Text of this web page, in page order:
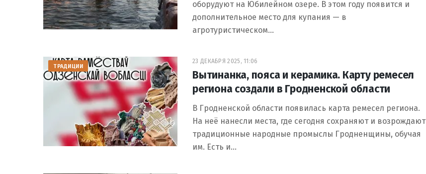
оборудуют на Юбилейном озере. В этом году появится и
дополнительное место для купания — в
агротуристическом…
ТРАДИЦИИ
23 ДЕКАБРЯ 2025, 11:06
Вытинанка, пояса и керамика. Карту ремесел
региона создали в Гродненской области
В Гродненской области появилась карта ремесел региона.
На неё нанесли места, где сегодня сохраняют и возрождают
традиционные народные промыслы Гродненщины, обучая
им. Есть и…